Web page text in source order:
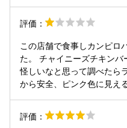
評価：
この店舗で食事しカンピロ
た。 チャイニーズチキン
怪しいなと思って調べたら
から安全、ピンク色に見え
をしていないため確定かと
他の方も生焼けだったとい
評価：